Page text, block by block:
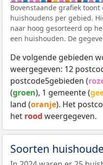
Bovenstaande grafiek
huishoudens per gebied.
naar hoog gesorteerd op
een huishouden. De
De volgende gebieden
weergegeven: 12
postcode5gebieden (
(groen), 1 gemeente (
land (oranje). Het
het rood weergegeven.
Soorten